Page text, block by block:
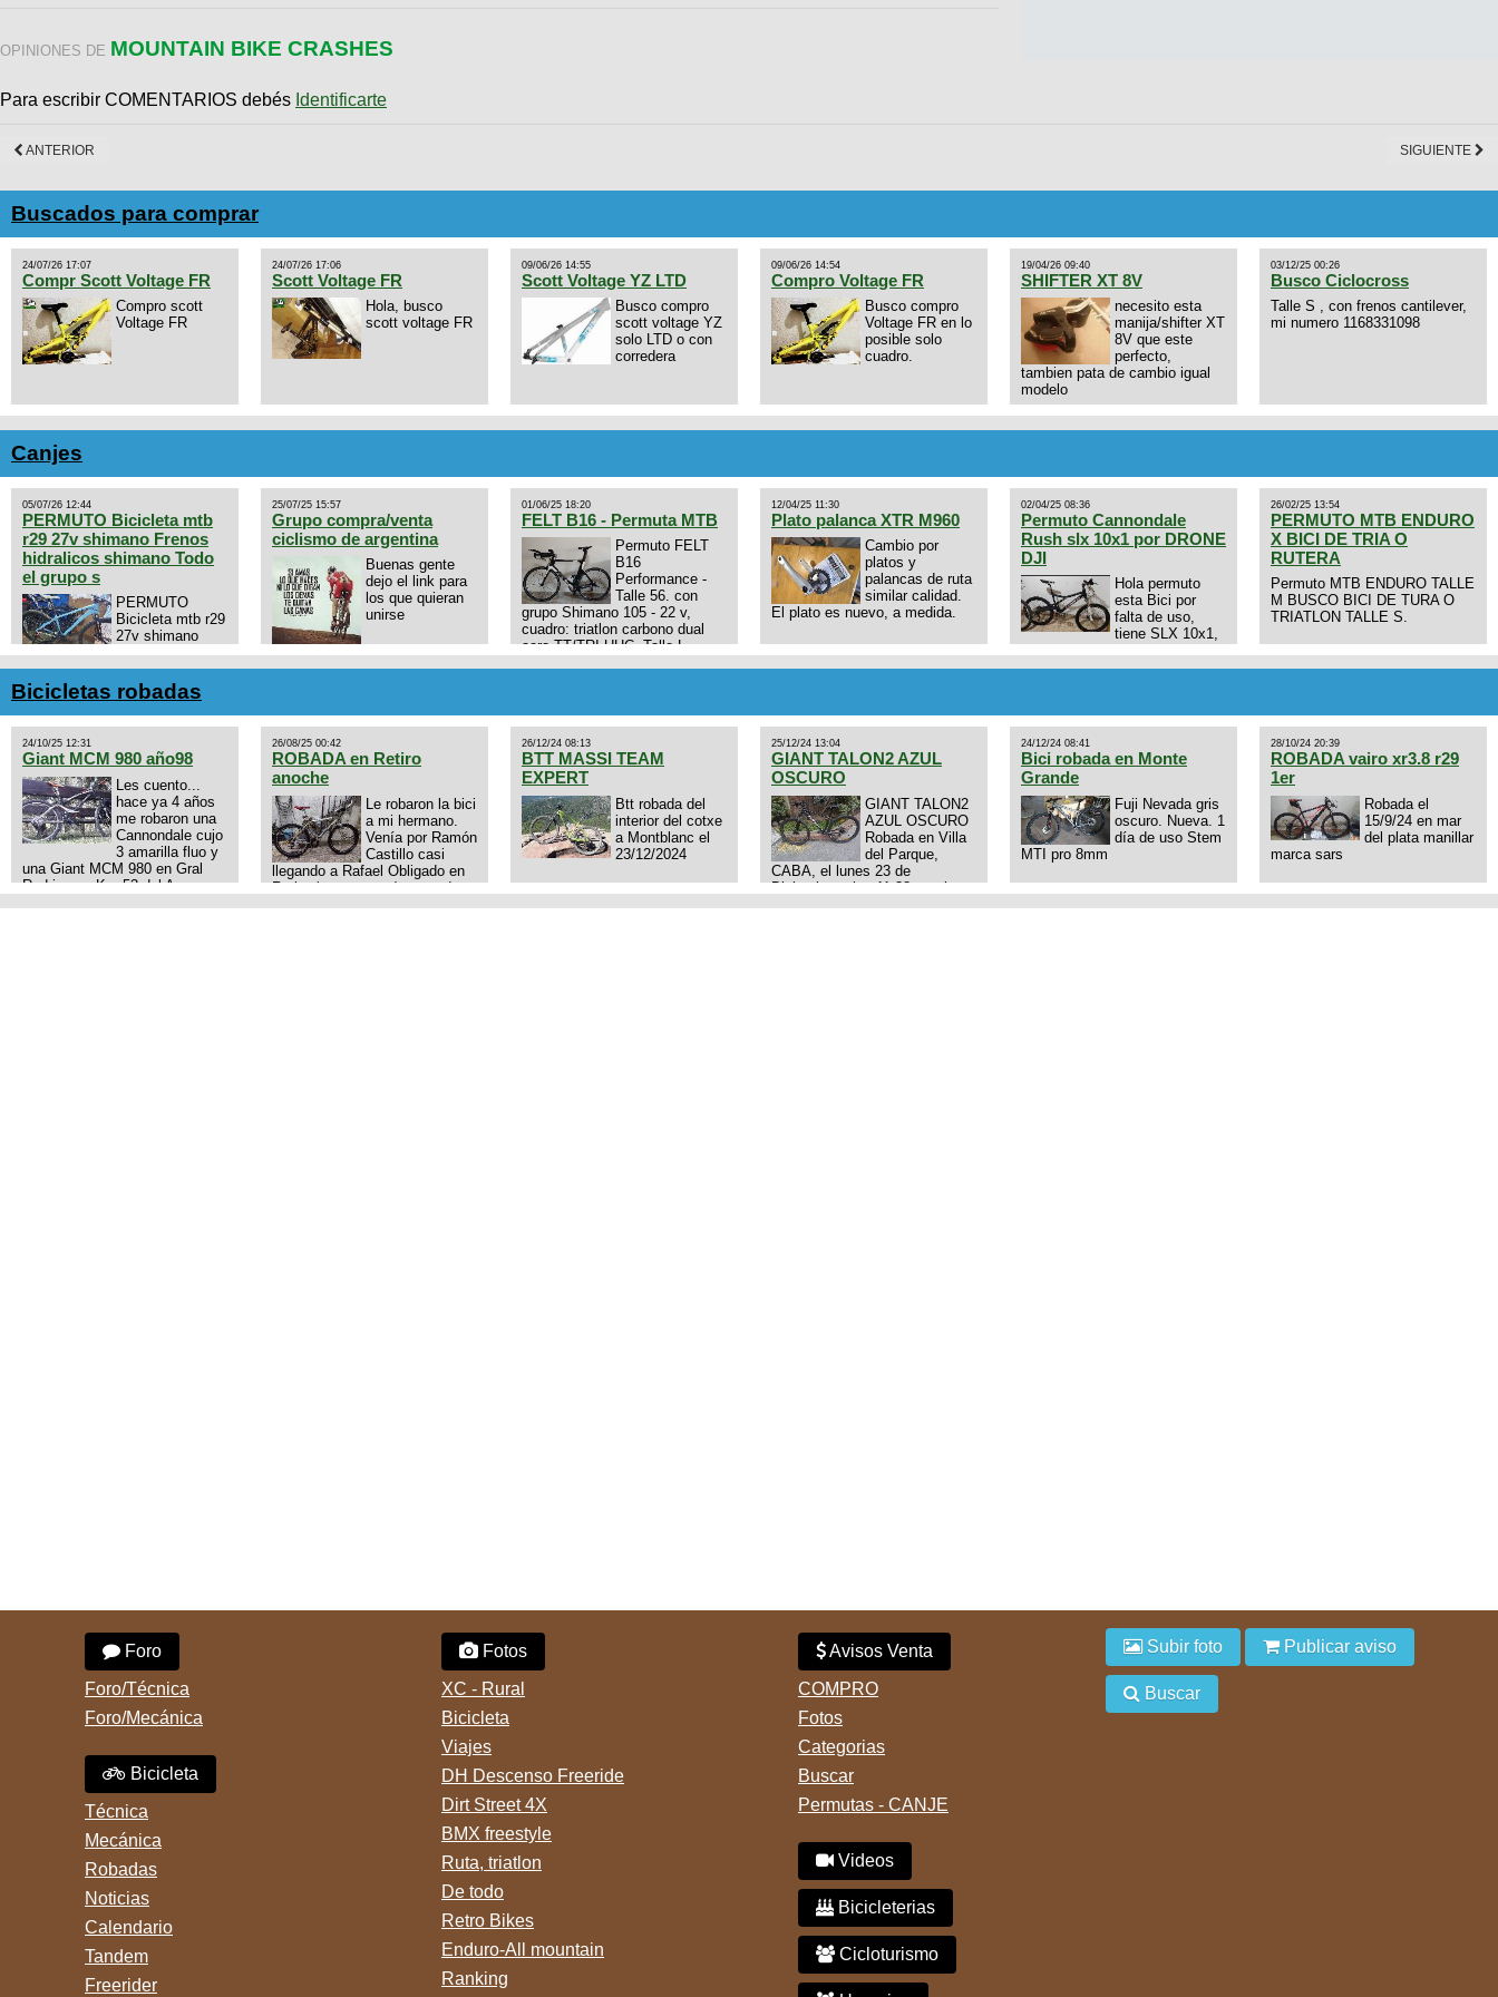
OPINIONES DE MOUNTAIN BIKE CRASHES
Para escribir COMENTARIOS debés Identificarte
ANTERIOR SIGUIENTE
Buscados para comprar
24/07/26 17:07
Compr Scott Voltage FR
Compro scott
Voltage FR
24/07/26 17:06
Scott Voltage FR
Hola, busco
scott voltage FR
09/06/26 14:55
Scott Voltage YZ LTD
Busco compro
scott voltage YZ
solo LTD o con
corredera
09/06/26 14:54
Compro Voltage FR
Busco compro
Voltage FR en lo
posible solo
cuadro.
19/04/26 09:40
SHIFTER XT 8V
necesito esta
manija/shifter XT
8V que este
perfecto,
tambien pata de cambio igual
modelo
03/12/25 00:26
Busco Ciclocross
Talle S , con frenos cantilever,
mi numero 1168331098
Canjes
05/07/26 12:44
PERMUTO Bicicleta mtb
r29 27v shimano Frenos
hidralicos shimano Todo
el grupo s
PERMUTO
Bicicleta mtb r29
27v shimano
Frenos hidralicos
shimano Todo el grupo shimano
Talle s/m Permuto x pistera o
ruta talle s o m.
25/07/25 15:57
Grupo compra/venta
ciclismo de argentina
Buenas gente
dejo el link para
los que quieran
unirse
https://chat.whatsapp.com/E4N9zhVk9wHFFzK7T345Kn?
mode=ac_t
01/06/25 18:20
FELT B16 - Permuta MTB
Permuto FELT
B16
Performance -
Talle 56. con
grupo Shimano 105 - 22 v,
cuadro: triatlon carbono dual
aero TT/TRI UHC. Talle L.
12/04/25 11:30
Plato palanca XTR M960
Cambio por
platos y
palancas de ruta
similar calidad.
El plato es nuevo, a medida.
02/04/25 08:36
Permuto Cannondale
Rush slx 10x1 por DRONE
DJI
Hola permuto
esta Bici por
falta de uso,
tiene SLX 10x1,
Axon tope de gama con
drone de la marca Dji, les dejo
3434568861 saludos
26/02/25 13:54
PERMUTO MTB ENDURO
X BICI DE TRIA O
RUTERA
Permuto MTB ENDURO TALLE
M BUSCO BICI DE TURA O
TRIATLON TALLE S.
Bicicletas robadas
24/10/25 12:31
Giant MCM 980 año98
Les cuento...
hace ya 4 años
me robaron una
Cannondale cujo
3 amarilla fluo y
una Giant MCM 980 en Gral
Rodriguez. Km 53 del Acceso
26/08/25 00:42
ROBADA en Retiro
anoche
Le robaron la bici
a mi hermano.
Venía por Ramón
Castillo casi
llegando a Rafael Obligado en
Retiro (zona puerto) a eso de
26/12/24 08:13
BTT MASSI TEAM
EXPERT
Btt robada del
interior del cotxe
a Montblanc el
23/12/2024
25/12/24 13:04
GIANT TALON2 AZUL
OSCURO
GIANT TALON2
AZUL OSCURO
Robada en Villa
del Parque,
CABA, el lunes 23 de
Diciembre a las 11:38 am, hay
24/12/24 08:41
Bici robada en Monte
Grande
Fuji Nevada gris
oscuro. Nueva. 1
día de uso Stem
MTI pro 8mm
28/10/24 20:39
ROBADA vairo xr3.8 r29
1er
Robada el
15/9/24 en mar
del plata manillar
marca sars
Foro
Foro/Técnica
Foro/Mecánica
Bicicleta
Técnica
Mecánica
Robadas
Noticias
Calendario
Tandem
Freerider
Fotos
XC - Rural
Bicicleta
Viajes
DH Descenso Freeride
Dirt Street 4X
BMX freestyle
Ruta, triatlon
De todo
Retro Bikes
Enduro-All mountain
Ranking
Avisos Venta
COMPRO
Fotos
Categorias
Buscar
Permutas - CANJE
Videos
Bicicleterias
Cicloturismo
Subir foto Publicar aviso
Buscar